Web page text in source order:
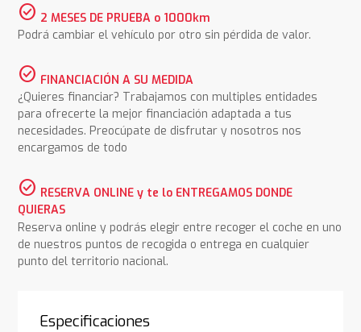
check_circle 2 MESES DE PRUEBA o 1000km
Podrá cambiar el vehículo por otro sin pérdida de valor.
check_circle FINANCIACIÓN A SU MEDIDA
¿Quieres financiar? Trabajamos con multiples entidades
para ofrecerte la mejor financiación adaptada a tus
necesidades. Preocúpate de disfrutar y nosotros nos
encargamos de todo
check_circle RESERVA ONLINE y te lo ENTREGAMOS DONDE
QUIERAS
Reserva online y podrás elegir entre recoger el coche en uno
de nuestros puntos de recogida o entrega en cualquier
punto del territorio nacional.
Especificaciones